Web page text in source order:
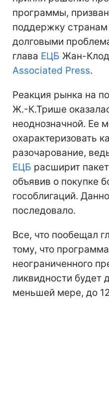
программы,
поддержку
долговыми
глава ЕЦБ Жан-
Associated Press.
Реакция рынка на
Ж.-К.Трише
неоднозначной. Ее
охарактеризовать
разочарование,
ЕЦБ расширит
объявив о покупке
гособлигаций.
последовало.
Все, что пообещал
тому, что
неограниченного
ликвидности будет
меньшей мере, до